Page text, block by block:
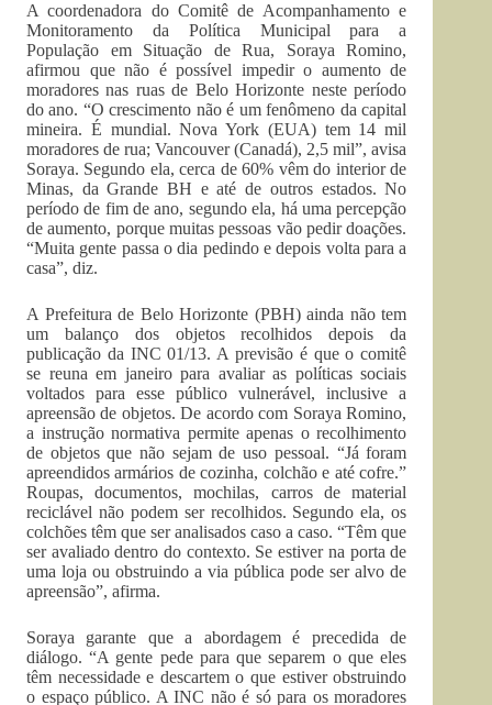
A coordenadora do Comitê de Acompanhamento e
Monitoramento da Política Municipal para a
População em Situação de Rua, Soraya Romino,
afirmou que não é possível impedir o aumento de
moradores nas ruas de Belo Horizonte neste período
do ano. “O crescimento não é um fenômeno da capital
mineira. É mundial. Nova York (EUA) tem 14 mil
moradores de rua; Vancouver (Canadá), 2,5 mil”, avisa
Soraya. Segundo ela, cerca de 60% vêm do interior de
Minas, da Grande BH e até de outros estados. No
período de fim de ano, segundo ela, há uma percepção
de aumento, porque muitas pessoas vão pedir doações.
“Muita gente passa o dia pedindo e depois volta para a
casa”, diz.
A Prefeitura de Belo Horizonte (PBH) ainda não tem
um balanço dos objetos recolhidos depois da
publicação da INC 01/13. A previsão é que o comitê
se reuna em janeiro para avaliar as políticas sociais
voltados para esse público vulnerável, inclusive a
apreensão de objetos. De acordo com Soraya Romino,
a instrução normativa permite apenas o recolhimento
de objetos que não sejam de uso pessoal. “Já foram
apreendidos armários de cozinha, colchão e até cofre.”
Roupas, documentos, mochilas, carros de material
reciclável não podem ser recolhidos. Segundo ela, os
colchões têm que ser analisados caso a caso. “Têm que
ser avaliado dentro do contexto. Se estiver na porta de
uma loja ou obstruindo a via pública pode ser alvo de
apreensão”, afirma.
Soraya garante que a abordagem é precedida de
diálogo. “A gente pede para que separem o que eles
têm necessidade e descartem o que estiver obstruindo
o espaço público. A INC não é só para os moradores